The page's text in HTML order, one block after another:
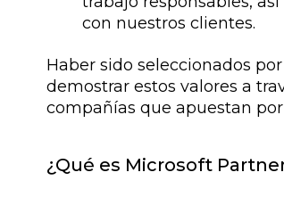
con nuestros clientes.
Haber sido seleccionados
demostrar estos valores a
compañías que apuestan
¿Qué es Microsoft